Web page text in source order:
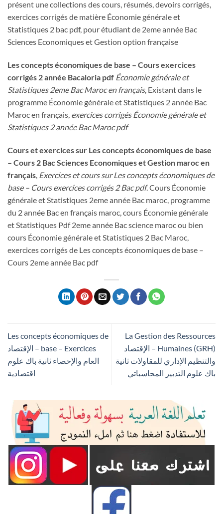
présent une collections des cours, résumés, devoirs corrigés,
exercices corrigés de matière Économie générale et
Statistiques 2 bac pdf, pour étudiant de 2eme année Bac
Sciences Economiques et Gestion option française
Les concepts économiques de base – Cours exercices
corrigés 2 année Bacaloria pdf Économie générale et
Statistiques 2eme Bac Maroc en français, Existant dans le
programme Économie générale et Statistiques 2 année Bac
Maroc en français, exercices corrigés Économie générale et
Statistiques 2 année Bac Maroc pdf
Cours et exercices sur Les concepts économiques de base
– Cours 2 Bac Sciences Economiques et Gestion maroc en
français, Exercices et cours sur Les concepts économiques de
base – Cours exercices corrigés 2 Bac pdf. Cours Économie
générale et Statistiques 2eme année Bac maroc, programme
du 2 année Bac en français maroc, cours Économie générale
et Statistiques Pdf 2eme année Bac science maroc ou bien
cours Économie générale et Statistiques 2 Bac Maroc,
exercices corrigés de Les concepts économiques de base –
Cours 2eme année Bac pdf
La Gestion des Ressources
Humaines (GRH) – الإقتصاد
والتنظيم الإداري للمقاولات ثانية
باك علوم التدبير المحاسباتي
Les concepts économiques de
base – Exercices – الإقتصاد
العام والإحصاء ثانية باك علوم
اقتصادية